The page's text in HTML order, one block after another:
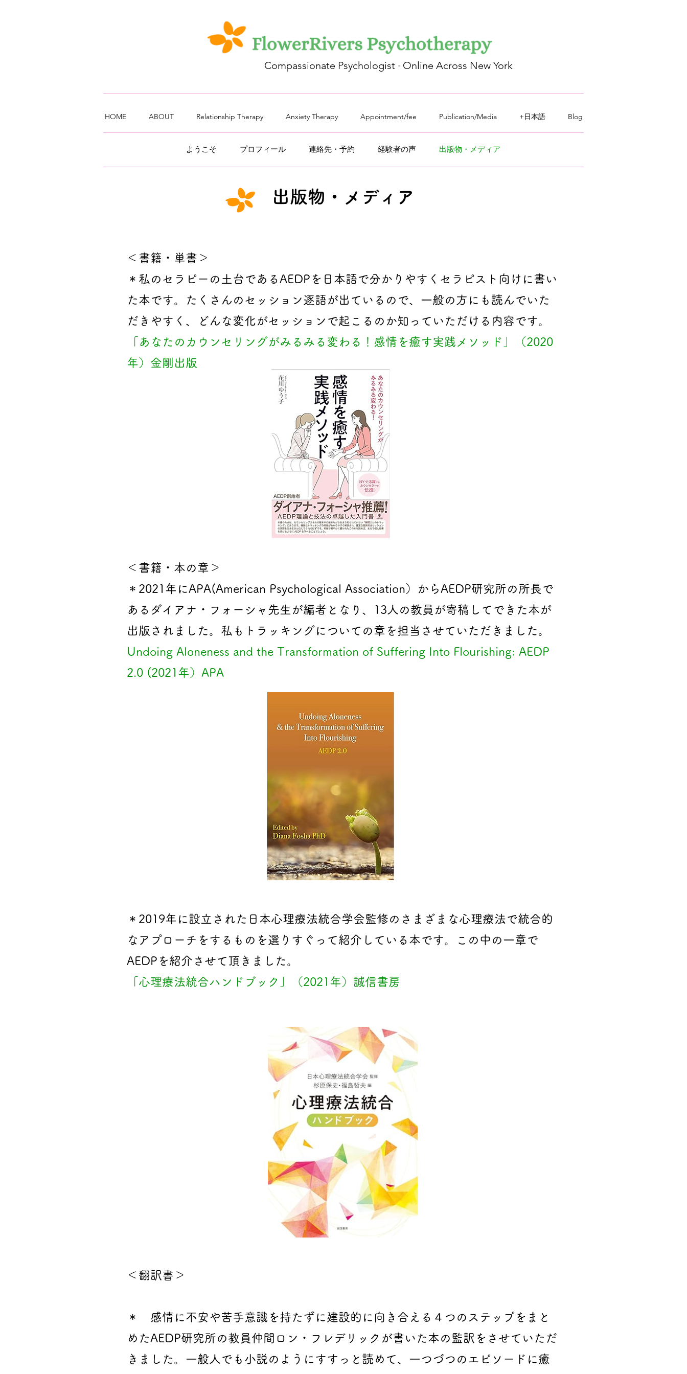
Compassionate Psychologist · Online Across New York
HOME ABOUT Relationship Therapy Anxiety Therapy Appointment/fee Publication/Media +日本語 Blog
ようこそ プロフィール 連絡先・予約 経験者の声 出版物 ​・メディア
出版物・メディア
＜書籍・単書＞
＊私のセラピーの土台であるAEDPを日本語で分かりやすくセラピスト向けに書い
た本です。たくさんのセッション逐語が出ているので、一般の方にも読んでいた
だきやすく、どんな変化がセッションで起こるのか知っていただける内容です。
「あなたのカウンセリングがみるみる変わる！感情を癒す実践メソッド」（2020
年）金剛出版
＜書籍・本の章＞
​＊2021年にAPA(American Psychological Association）からAEDP研究所の所長で
あるダイアナ・フォーシャ先生が編者となり、13人の教員が寄稿してできた本が
出版されました。私もトラッキングについての章を担当させていただきました。
Undoing Aloneness and the Transformation of Suffering Into Flourishing: AEDP
2.0 (2021年）APA
＊ 2019年に設立された日本心理療法統合学会監修のさまざまな心理療法で統合的
なアプローチをするものを選りすぐって紹介している本です。この中の一章で
AEDPを紹介させて頂きました。
「心理療法統合ハンドブック」（2021年）誠信書房
＜翻訳書＞
＊ 感情に不安や苦手意識を持たずに建設的に向き合える４つのステップをまと
めたAEDP研究所の教員仲間ロン・フレデリックが書いた本の監訳をさせていただ
きました。一般人でも小説のようにすすっと読めて、一つづつのエピソードに癒